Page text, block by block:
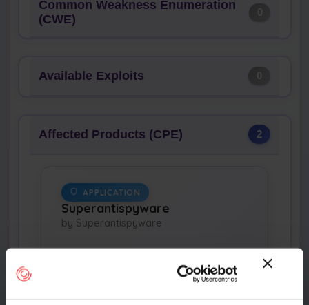
Common Weakness Enumeration
(CWE)
Available Exploits
Affected Products (CPE) 2
APPLICATION
Superantispyware
by Superantispyware